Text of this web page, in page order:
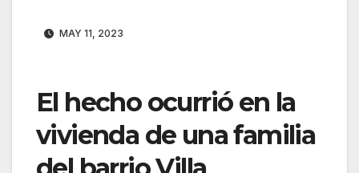
MAY 11, 2023
El hecho ocurrió en la
vivienda de una familia